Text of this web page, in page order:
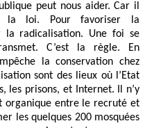
peut nous aider. Car il
la loi. Pour favoriser la
la radicalisation. Une foi se
C’est la règle. En
la conservation chez
sont des lieux où l’Etat
les prisons, et Internet. Il n’y
organique entre le recruté et
les quelques 200 mosquées